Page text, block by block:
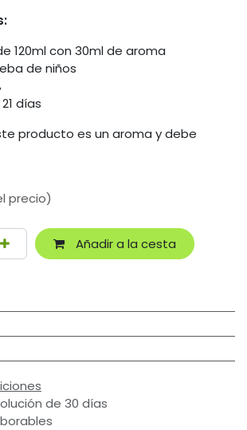
120ml con 30ml de aroma
de niños
días
producto es un aroma y debe
precio)
Añadir a la cesta
de 30 días